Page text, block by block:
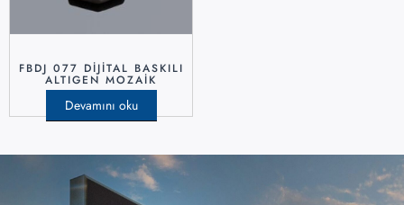
FBDJ 077 DIJITAL BASKILI
ALTIGEN MOZAIK
Devamını oku